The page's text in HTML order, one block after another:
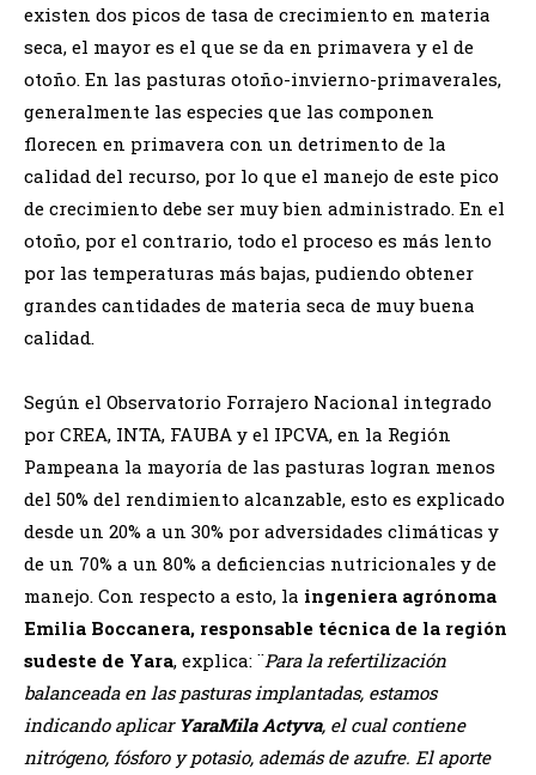
existen dos picos de tasa de crecimiento en materia
seca, el mayor es el que se da en primavera y el de
otoño. En las pasturas otoño-invierno-primaverales,
generalmente las especies que las componen
florecen en primavera con un detrimento de la
calidad del recurso, por lo que el manejo de este pico
de crecimiento debe ser muy bien administrado. En el
otoño, por el contrario, todo el proceso es más lento
por las temperaturas más bajas, pudiendo obtener
grandes cantidades de materia seca de muy buena
calidad.
Según el Observatorio Forrajero Nacional integrado
por CREA, INTA, FAUBA y el IPCVA, en la Región
Pampeana la mayoría de las pasturas logran menos
del 50% del rendimiento alcanzable, esto es explicado
desde un 20% a un 30% por adversidades climáticas y
de un 70% a un 80% a deficiencias nutricionales y de
manejo. Con respecto a esto, la ingeniera agrónoma
Emilia Boccanera, responsable técnica de la región
sudeste de Yara, explica: ¨Para la refertilización
balanceada en las pasturas implantadas, estamos
indicando aplicar YaraMila Actyva, el cual contiene
nitrógeno, fósforo y potasio, además de azufre. El aporte